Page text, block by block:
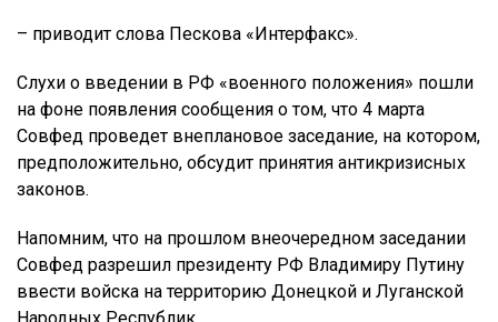
– приводит слова Пескова «Интерфакс».
Слухи о введении в РФ «военного положения» пошли
на фоне появления сообщения о том, что 4 марта
Совфед проведет внеплановое заседание, на котором,
предположительно, обсудит принятия антикризисных
законов.
Напомним, что на прошлом внеочередном заседании
Совфед разрешил президенту РФ Владимиру Путину
ввести войска на территорию Донецкой и Луганской